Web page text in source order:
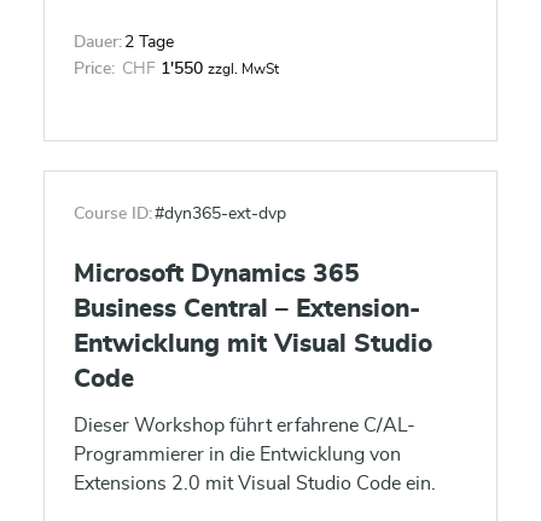
Framework that are common across many
Dauer: 2 Tage
Price: CHF 1'550 zzgl. MwSt
Course ID:#dyn365-ext-dvp
Microsoft Dynamics 365
Business Central – Extension-
Entwicklung mit Visual Studio
Code
Dieser Workshop führt erfahrene C/AL-
Programmierer in die Entwicklung von
Extensions 2.0 mit Visual Studio Code ein.